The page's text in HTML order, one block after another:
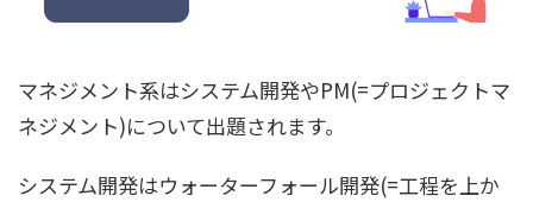
マネジメント系はシステム開発やPM(=プロジェクトマ
ネジメント)について出題されます。
システム開発はウォーターフォール開発(=工程を上か